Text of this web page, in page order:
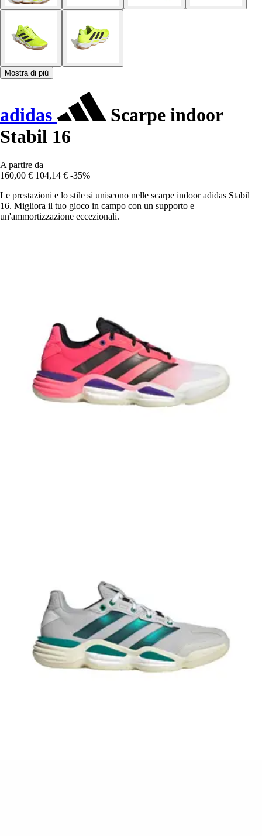
Mostra di più
adidas
Scarpe indoor
Stabil 16
A partire da
160,00 € 104,14 € -35%
Le prestazioni e lo stile si uniscono nelle scarpe indoor adidas Stabil
16. Migliora il tuo gioco in campo con un supporto e
un'ammortizzazione eccezionali.